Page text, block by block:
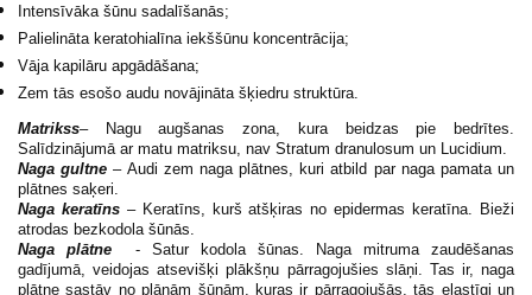
Intensīvāka šūnu sadalīšanās;
Palielināta keratohialīna iekššūnu koncentrācija;
Vāja kapilāru apgādāšana;
Zem tās esošo audu novājināta šķiedru struktūra.
Matrikss– Nagu augšanas zona, kura beidzas pie bedrītes.
Salīdzinājumā ar matu matriksu, nav Stratum dranulosum un Lucidium.
Naga gultne – Audi zem naga plātnes, kuri atbild par naga pamata un
plātnes saķeri.
Naga keratīns – Keratīns, kurš atšķiras no epidermas keratīna. Bieži
atrodas bezkodola šūnās.
Naga plātne - Satur kodola šūnas. Naga mitruma zaudēšanas
gadījumā, veidojas atsevišķi plākšņu pārragojušies slāņi. Tas ir, naga
plātne sastāv no plānām šūnām, kuras ir pārragojušās, tās elastīgi un